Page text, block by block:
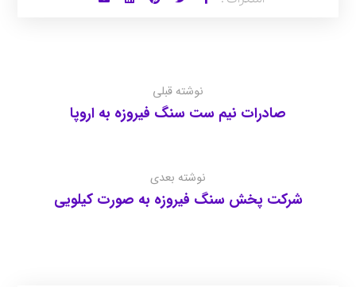
نوشته قبلی
صادرات نیم ست سنگ فیروزه به اروپا
نوشته بعدی
شرکت پخش سنگ فیروزه به صورت کیلویی